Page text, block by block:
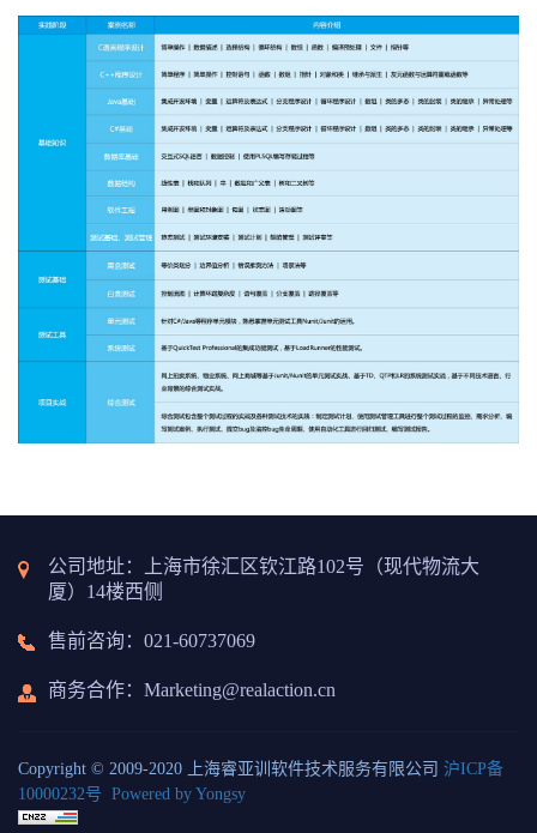
公司地址：上海市徐汇区钦江路102号（现代物流大
厦）14楼西侧
售前咨询：021-60737069
商务合作：Marketing@realaction.cn
Copyright © 2009-2020 上海睿亚训软件技术服务有限公司 沪ICP备
10000232号 Powered by Yongsy